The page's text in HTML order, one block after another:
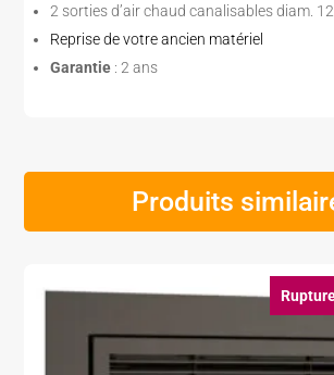
2 sorties d’air chaud canalisables diam.
Reprise de votre ancien matériel
Garantie : 2 ans
Produits